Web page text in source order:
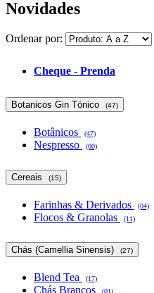
Novidades
Ordenar por:
Cheque - Prenda
Botanicos Gin Tónico (47)
Botânicos (47)
Nespresso (00)
Cereais (15)
Farinhas & Derivados (04)
Flocos & Granolas (11)
Chás (Camellia Sinensis) (27)
Blend Tea (17)
Chás Brancos (01)